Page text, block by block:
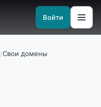
Войти
Serverless-рантаймы
/Свои домены